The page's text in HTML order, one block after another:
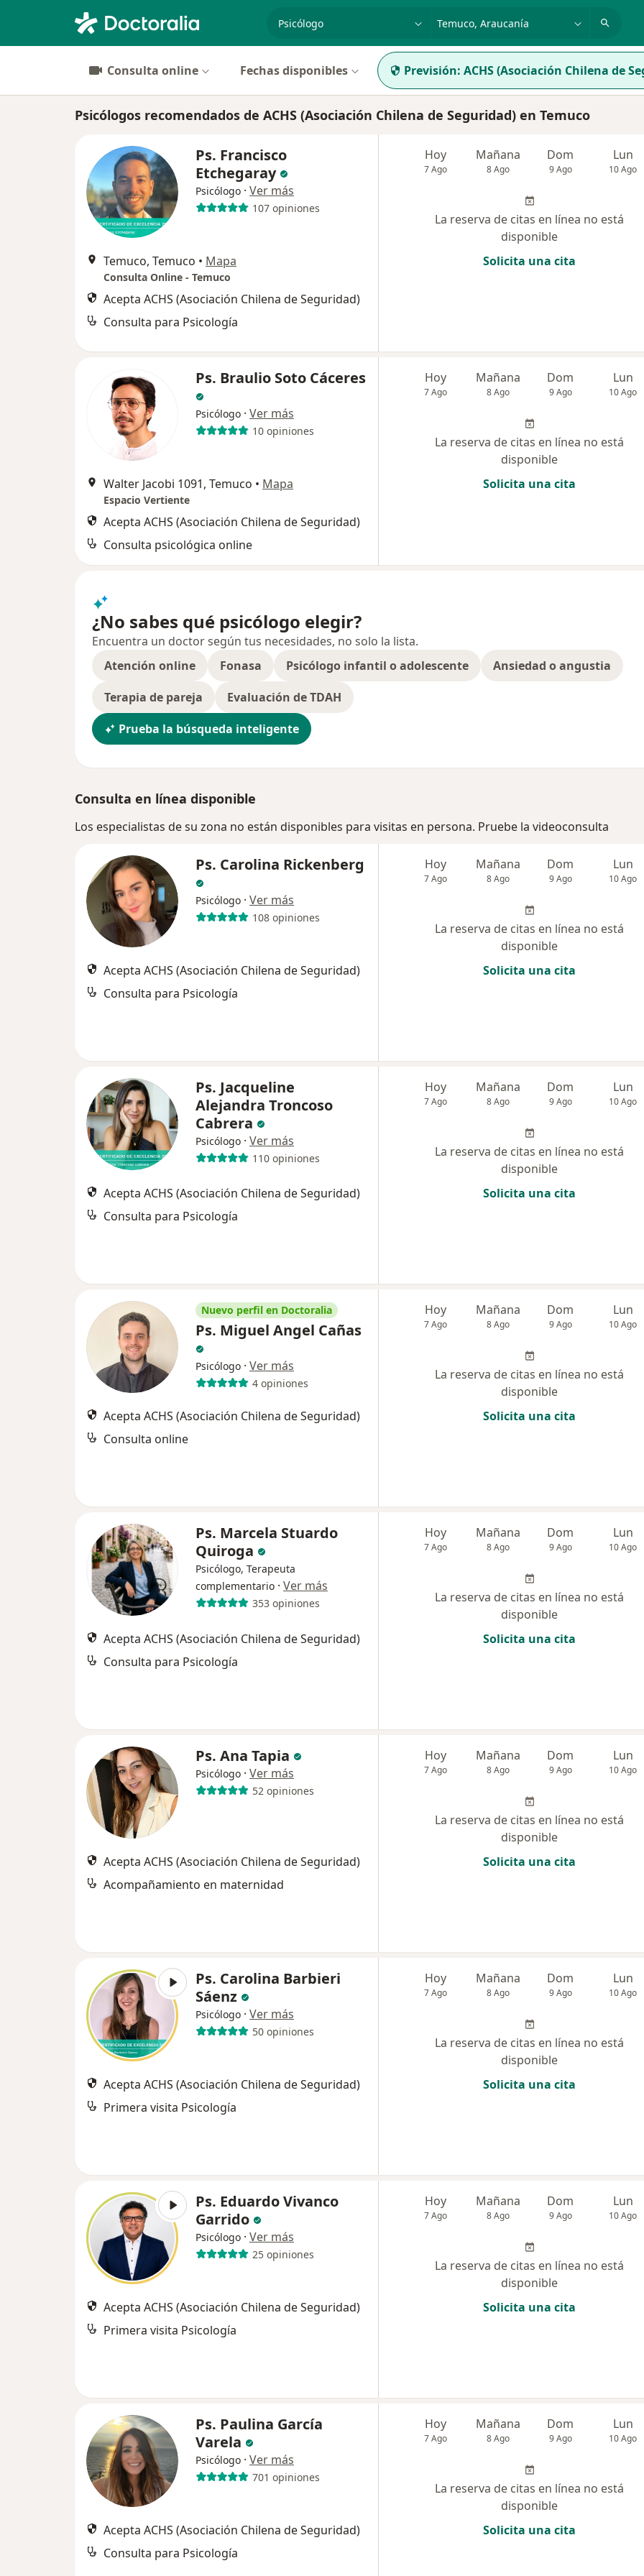
especialidad, enfermedad o nombreciudad o comuna
Consulta online Fechas disponibles Previsión: ACHS (Asociación Chilena de
Psicólogos recomendados de ACHS (Asociación Chilena de Seguridad) en Temuco
Ps. Francisco
Etchegaray
Psicólogo · Ver más
107 opiniones
Temuco, Temuco • Mapa
Consulta Online - Temuco
Acepta ACHS (Asociación Chilena de Seguridad)
Consulta para Psicología
Hoy
7 Ago
Mañana
8 Ago
Dom
9 Ago
Lun
10 Ago
La reserva de citas en línea no está
disponible
Solicita una cita
Ps. Braulio Soto Cáceres
Psicólogo · Ver más
10 opiniones
Walter Jacobi 1091, Temuco • Mapa
Espacio Vertiente
Acepta ACHS (Asociación Chilena de Seguridad)
Consulta psicológica online
Hoy
7 Ago
Mañana
8 Ago
Dom
9 Ago
Lun
10 Ago
La reserva de citas en línea no está
disponible
Solicita una cita
¿No sabes qué psicólogo elegir?
Encuentra un doctor según tus necesidades, no solo la lista.
Atención online
Fonasa Psicólogo infantil o adolescente
Ansiedad o angustia
Terapia de pareja
Evaluación de TDAH
Prueba la búsqueda inteligente
Consulta en línea disponible
Los especialistas de su zona no están disponibles para visitas en persona. Pruebe la videoconsulta
Ps. Carolina Rickenberg
Psicólogo · Ver más
108 opiniones
Acepta ACHS (Asociación Chilena de Seguridad)
Consulta para Psicología
Hoy
7 Ago
Mañana
8 Ago
Dom
9 Ago
Lun
10 Ago
La reserva de citas en línea no está
disponible
Solicita una cita
Ps. Jacqueline
Alejandra Troncoso
Cabrera
Psicólogo · Ver más
110 opiniones
Acepta ACHS (Asociación Chilena de Seguridad)
Consulta para Psicología
Hoy
7 Ago
Mañana
8 Ago
Dom
9 Ago
Lun
10 Ago
La reserva de citas en línea no está
disponible
Solicita una cita
Nuevo perfil en Doctoralia
Ps. Miguel Angel Cañas
Psicólogo · Ver más
4 opiniones
Acepta ACHS (Asociación Chilena de Seguridad)
Consulta online
Hoy
7 Ago
Mañana
8 Ago
Dom
9 Ago
Lun
10 Ago
La reserva de citas en línea no está
disponible
Solicita una cita
Ps. Marcela Stuardo
Quiroga
Psicólogo, Terapeuta
complementario · Ver más
353 opiniones
Acepta ACHS (Asociación Chilena de Seguridad)
Consulta para Psicología
Hoy
7 Ago
Mañana
8 Ago
Dom
9 Ago
Lun
10 Ago
La reserva de citas en línea no está
disponible
Solicita una cita
Ps. Ana Tapia
Psicólogo · Ver más
52 opiniones
Acepta ACHS (Asociación Chilena de Seguridad)
Acompañamiento en maternidad
Hoy
7 Ago
Mañana
8 Ago
Dom
9 Ago
Lun
10 Ago
La reserva de citas en línea no está
disponible
Solicita una cita
Ps. Carolina Barbieri
Sáenz
Psicólogo · Ver más
50 opiniones
Acepta ACHS (Asociación Chilena de Seguridad)
Primera visita Psicología
Hoy
7 Ago
Mañana
8 Ago
Dom
9 Ago
Lun
10 Ago
La reserva de citas en línea no está
disponible
Solicita una cita
Ps. Eduardo Vivanco
Garrido
Psicólogo · Ver más
25 opiniones
Acepta ACHS (Asociación Chilena de Seguridad)
Primera visita Psicología
Hoy
7 Ago
Mañana
8 Ago
Dom
9 Ago
Lun
10 Ago
La reserva de citas en línea no está
disponible
Solicita una cita
Ps. Paulina García
Varela
Psicólogo · Ver más
701 opiniones
Acepta ACHS (Asociación Chilena de Seguridad)
Consulta para Psicología
Hoy
7 Ago
Mañana
8 Ago
Dom
9 Ago
Lun
10 Ago
La reserva de citas en línea no está
disponible
Solicita una cita